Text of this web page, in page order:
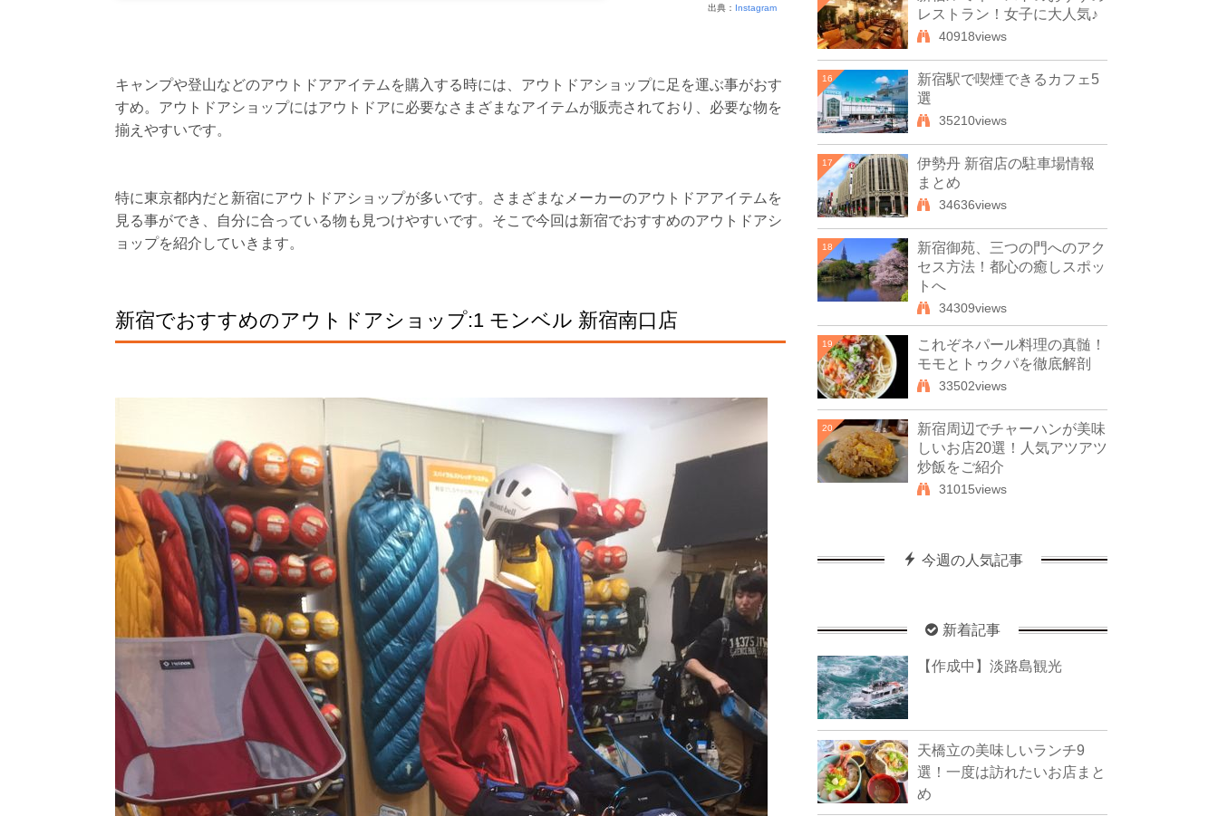
出典： Instagram
キャンプや登山などのアウトドアアイテムを購入する時には、アウトドアショップに足を運ぶ事がおす
すめ。アウトドアショップにはアウトドアに必要なさまざまなアイテムが販売されており、必要な物を
揃えやすいです。
特に東京都内だと新宿にアウトドアショップが多いです。さまざまなメーカーのアウトドアアイテムを
見る事ができ、自分に合っている物も見つけやすいです。そこで今回は新宿でおすすめのアウトドアシ
ョップを紹介していきます。
新宿でおすすめのアウトドアショップ:1 モンベル 新宿南口店
レストラン！女子に大人気♪
40918views
16
新宿駅で喫煙できるカフェ5
選
35210views
17
伊勢丹 新宿店の駐車場情報
まとめ
34636views
18
新宿御苑、三つの門へのアク
セス方法！都心の癒しスポッ
トへ
34309views
19
これぞネパール料理の真髄！
モモとトゥクパを徹底解剖
33502views
20
新宿周辺でチャーハンが美味
しいお店20選！人気アツアツ
炒飯をご紹介
31015views
今週の人気記事
新着記事
【作成中】淡路島観光
天橋立の美味しいランチ9
選！一度は訪れたいお店まと
め